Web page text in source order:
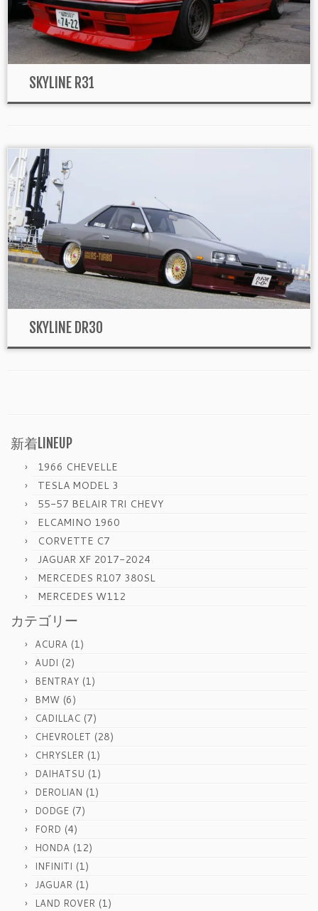
SKYLINE R31
SKYLINE DR30
新着LINEUP
1966 CHEVELLE
TESLA MODEL 3
55-57 BELAIR TRI CHEVY
ELCAMINO 1960
CORVETTE C7
JAGUAR XF 2017-2024
MERCEDES R107 380SL
MERCEDES W112
カテゴリー
ACURA (1)
AUDI (2)
BENTRAY (1)
BMW (6)
CADILLAC (7)
CHEVROLET (28)
CHRYSLER (1)
DAIHATSU (1)
DEROLIAN (1)
DODGE (7)
FORD (4)
HONDA (12)
INFINITI (1)
JAGUAR (1)
LAND ROVER (1)